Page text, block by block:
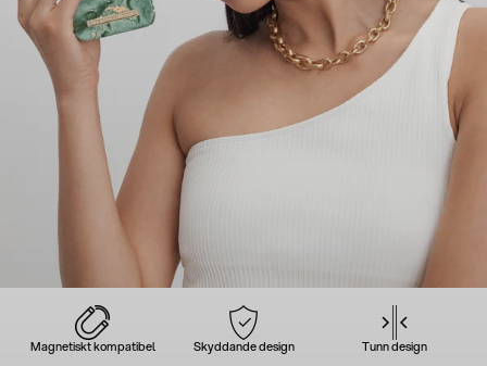
Magnetiskt kompatibel Skyddande design Tunn design